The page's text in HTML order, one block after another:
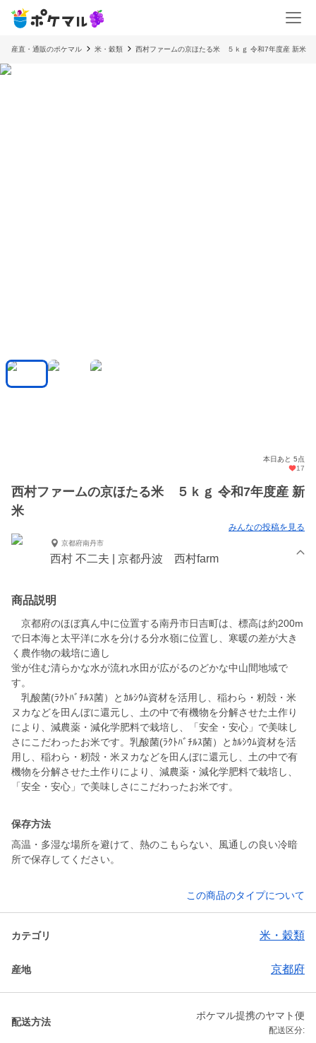
産直・通販のポケマル 米・穀類 西村ファームの京ほたる米 ５ｋｇ 令和7年度産 新米
本日あと 5点
17
西村ファームの京ほたる米 ５ｋｇ 令和7年度産 新
米
みんなの投稿を見る
京都府南丹市
西村 不二夫 | 京都丹波 西村farm
商品説明
京都府のほぼ真ん中に位置する南丹市日吉町は、標高は約200m
で日本海と太平洋に水を分ける分水嶺に位置し、寒暖の差が大き
く農作物の栽培に適し
蛍が住む清らかな水が流れ水田が広がるのどかな中山間地域で
す。
乳酸菌(ﾗｸﾄﾊﾞﾁﾙｽ菌）とｶﾙｼｳﾑ資材を活用し、稲わら・籾殻・米
ヌカなどを田んぼに還元し、土の中で有機物を分解させた土作り
により、減農薬・減化学肥料で栽培し、「安全・安心」で美味し
さにこだわったお米です。乳酸菌(ﾗｸﾄﾊﾞﾁﾙｽ菌）とｶﾙｼｳﾑ資材を活
用し、稲わら・籾殻・米ヌカなどを田んぼに還元し、土の中で有
機物を分解させた土作りにより、減農薬・減化学肥料で栽培し、
保存方法
高温・多湿な場所を避けて、熱のこもらない、風通しの良い冷暗
この商品のタイプについて
カテゴリ 米・穀類
産地 京都府
配送方法
ポケマル提携のヤマト便
配送区分: